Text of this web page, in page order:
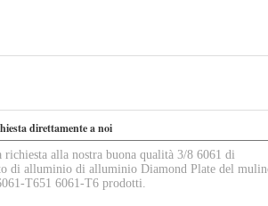
direttamente a noi